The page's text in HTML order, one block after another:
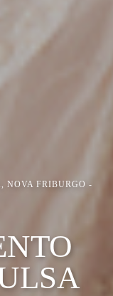
NOVA FRIBURGO -